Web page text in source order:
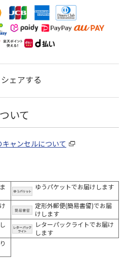
シェアする
いて
キャンセルについて
ゆうパケットでお届けします
定形外郵便(簡易書留)でお届
けします
レターパックライトでお届け
します